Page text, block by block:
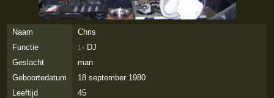
Naam
Chris
Functie
1× DJ
Geslacht
man
Geboortedatum
18 september 1980
Leeftijd
45